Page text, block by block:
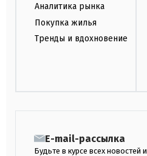
Аналитика рынка
Покупка жилья
Тренды и вдохновение
E-mail-рассылка
Будьте в курсе всех новостей и